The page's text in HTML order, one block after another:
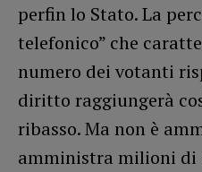
perfin lo Stato. La
telefonico” che
numero dei votanti
diritto raggiungerà
ribasso. Ma non è
amministra milioni di